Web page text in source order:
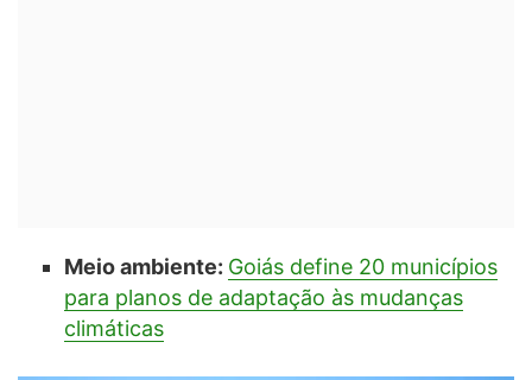
Meio ambiente: Goiás define 20 municípios
para planos de adaptação às mudanças
climáticas